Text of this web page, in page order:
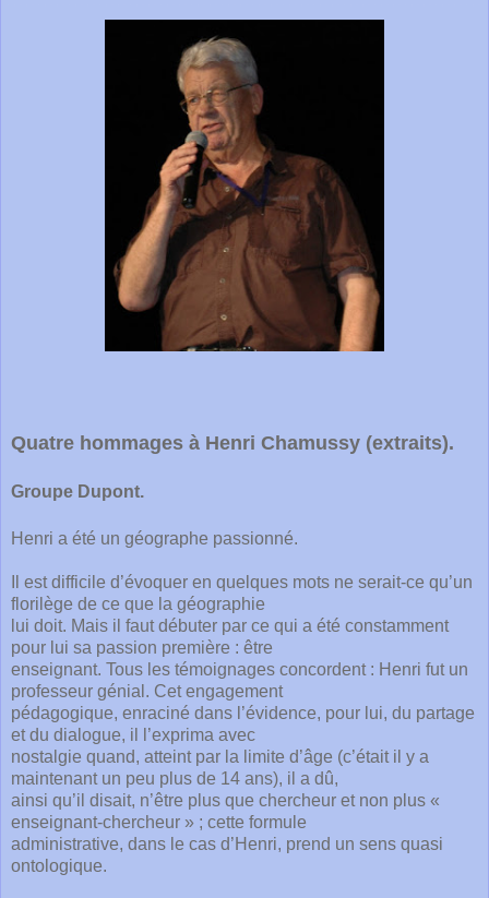
Quatre hommages à Henri Chamussy (extraits).
Groupe Dupont.
Henri a été un géographe passionné.
Il est difficile d’évoquer en quelques mots ne serait-ce qu’un
florilège de ce que la géographie
lui doit. Mais il faut débuter par ce qui a été constamment
pour lui sa passion première : être
enseignant. Tous les témoignages concordent : Henri fut un
professeur génial. Cet engagement
pédagogique, enraciné dans l’évidence, pour lui, du partage
et du dialogue, il l’exprima avec
nostalgie quand, atteint par la limite d’âge (c’était il y a
maintenant un peu plus de 14 ans), il a dû,
ainsi qu’il disait, n’être plus que chercheur et non plus «
enseignant-chercheur » ; cette formule
administrative, dans le cas d’Henri, prend un sens quasi
ontologique.